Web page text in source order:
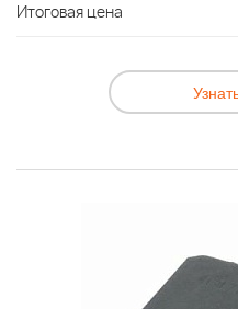
Итоговая цена